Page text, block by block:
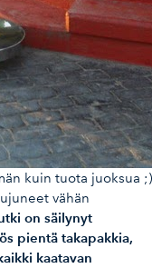
kuin tuota juoksua
vähän
on säilynyt
pientä takapakkia,
kaatavan